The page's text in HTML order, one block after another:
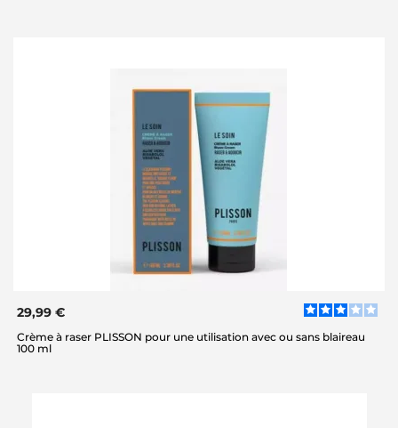
29,99 €
Crème à raser PLISSON pour une utilisation avec ou sans blaireau
100 ml